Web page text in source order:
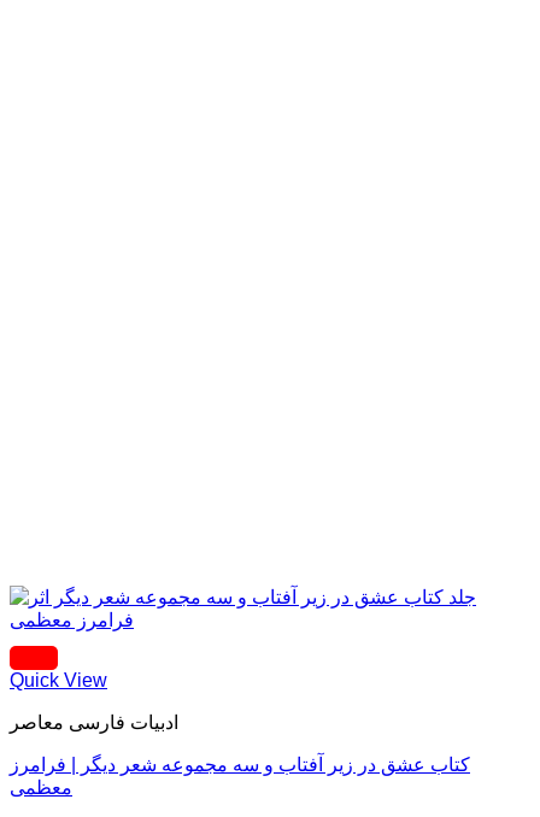
Quick View
ادبيات فارسی معاصر
کتاب عشق در زیر آفتاب و سه مجموعه شعر دیگر | فرامرز
معظمی